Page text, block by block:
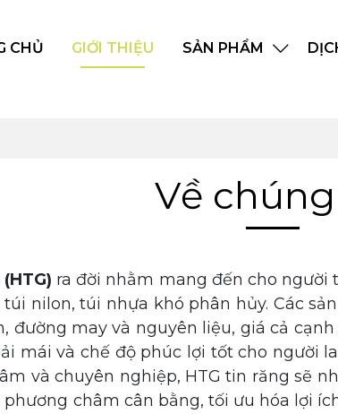
CHỦ GIỚI THIỆU SẢN PHẨM
Về
ra đời nhằm mang đến cho
nilon, túi nhựa khó phân hủy. Các
đường may và nguyên liệu, giá cả
mái và chế độ phúc lợi tốt cho người
và chuyên nghiệp, HTG tin răng sẽ
phương châm cân bằng, tối ưu hóa lợi